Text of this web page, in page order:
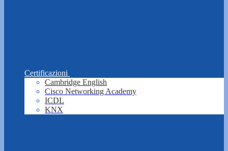
Certificazioni
Cambridge English
Cisco Networking Academy
ICDL
KNX